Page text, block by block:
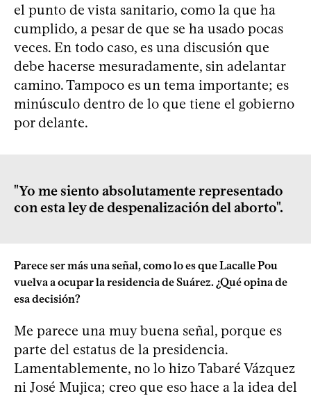
el punto de vista sanitario, como la que ha
cumplido, a pesar de que se ha usado pocas
veces. En todo caso, es una discusión que
debe hacerse mesuradamente, sin adelantar
camino. Tampoco es un tema importante; es
minúsculo dentro de lo que tiene el gobierno
por delante.
"Yo me siento absolutamente representado
con esta ley de despenalización del aborto".
Parece ser más una señal, como lo es que Lacalle Pou
vuelva a ocupar la residencia de Suárez. ¿Qué opina de
esa decisión?
Me parece una muy buena señal, porque es
parte del estatus de la presidencia.
Lamentablemente, no lo hizo Tabaré Vázquez
ni José Mujica; creo que eso hace a la idea del